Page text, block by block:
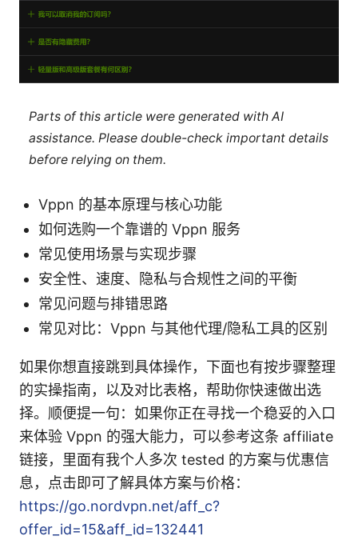
Parts of this article were generated with AI
assistance. Please double-check important details
before relying on them.
Vppn 的基本原理与核心功能
如何选购一个靠谱的 Vppn 服务
常见使用场景与实现步骤
安全性、速度、隐私与合规性之间的平衡
常见问题与排错思路
常见对比：Vppn 与其他代理/隐私工具的区别
如果你想直接跳到具体操作，下面也有按步骤整理
的实操指南，以及对比表格，帮助你快速做出选
择。顺便提一句：如果你正在寻找一个稳妥的入口
来体验 Vppn 的强大能力，可以参考这条 affiliate
链接，里面有我个人多次 tested 的方案与优惠信
息，点击即可了解具体方案与价格：
https://go.nordvpn.net/aff_c?
offer_id=15&aff_id=132441